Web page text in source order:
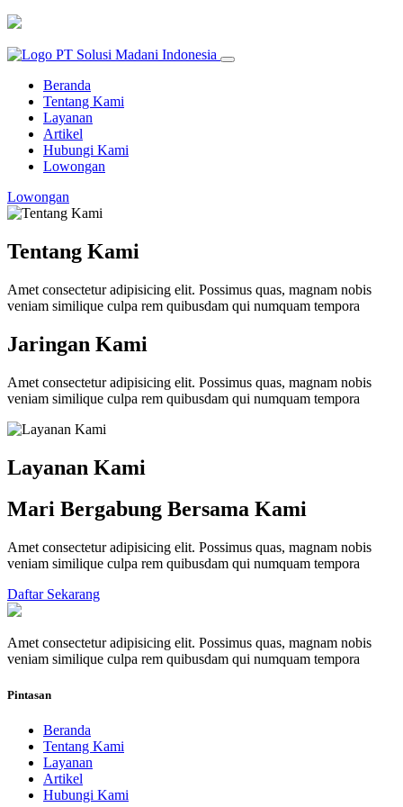
Beranda
Tentang Kami
Layanan
Artikel
Hubungi Kami
Lowongan
Lowongan
Tentang Kami
Amet consectetur adipisicing elit. Possimus quas, magnam nobis
veniam similique culpa rem quibusdam qui numquam tempora
Jaringan Kami
Amet consectetur adipisicing elit. Possimus quas, magnam nobis
veniam similique culpa rem quibusdam qui numquam tempora
Layanan Kami
Mari Bergabung Bersama Kami
Amet consectetur adipisicing elit. Possimus quas, magnam nobis
veniam similique culpa rem quibusdam qui numquam tempora
Daftar Sekarang
Amet consectetur adipisicing elit. Possimus quas, magnam nobis
veniam similique culpa rem quibusdam qui numquam tempora
Pintasan
Beranda
Tentang Kami
Layanan
Artikel
Hubungi Kami